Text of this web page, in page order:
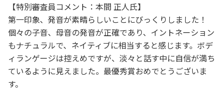
【特別審査員コメント：本間 正人氏】
第一印象、発音が素晴らしいことにびっくりしました！
個々の子音、母音の発音が正確であり、イントネーション
もナチュラルで、ネイティブに相当すると感じます。ボデ
ィランゲージは控えめですが、淡々と話す中に自信が満ち
ているように見えました。最優秀賞おめでとうございま
す。